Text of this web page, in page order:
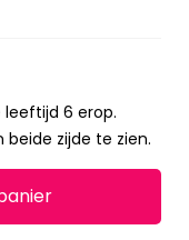
leeftijd 6 erop.
beide zijde te zien.